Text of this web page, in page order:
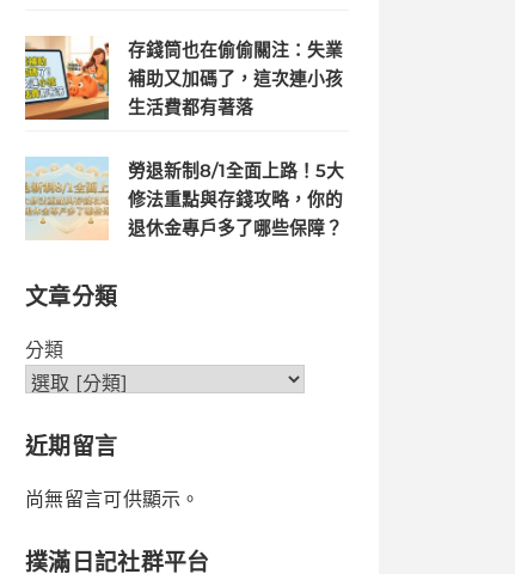
存錢筒也在偷偷關注：失業
補助又加碼了，這次連小孩
生活費都有著落
勞退新制8/1全面上路！5大
修法重點與存錢攻略，你的
退休金專戶多了哪些保障？
文章分類
分類
近期留言
尚無留言可供顯示。
撲滿日記社群平台